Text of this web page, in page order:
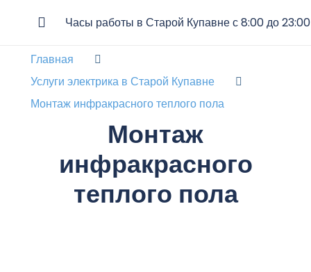
Часы работы в Старой Купавне с 8:00 до 23:00
Главная
Услуги электрика в Старой Купавне
Монтаж инфракрасного теплого пола
Монтаж
инфракрасного
теплого пола